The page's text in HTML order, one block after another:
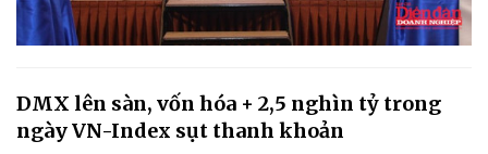
DMX lên sàn, vốn hóa + 2,5 nghìn tỷ trong
ngày VN-Index sụt thanh khoản